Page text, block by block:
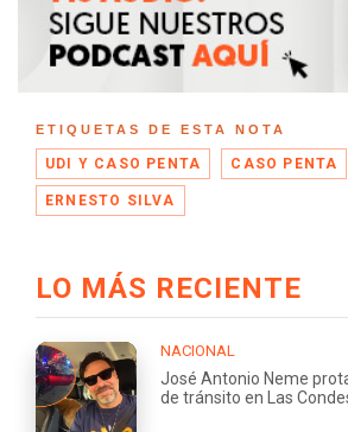
ETIQUETAS DE ESTA NOTA
UDI Y CASO PENTA CASO PENTA
ERNESTO SILVA
LO MÁS RECIENTE
NACIONAL
José Antonio Neme
de tránsito en Las